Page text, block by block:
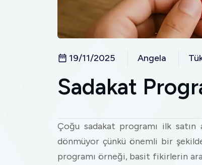
19/11/2025 Angela
Sadakat
Çoğu sadakat programı ilk
dönmüyor çünkü önemli bir
programı örneği, basit fikirlerin ara